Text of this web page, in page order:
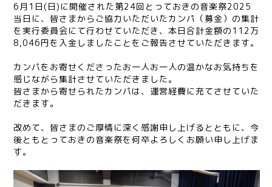
6月1日(日)に開催された第24回とっておきの音楽祭2025
当日に、皆さまからご協力いただいたカンパ（募金）の集計
を実行委員会にて行わせていただき、本日合計金額の112万
8,046円を入金しましたことをご報告させていただきます。
カンパをお寄せくださったお一人お一人の温かなお気持ちを
感じながら集計させていただきました。
皆さまから寄せられたカンパは、運営経費に充てさせていた
だきます。
改めて、皆さまのご厚情に深く感謝申し上げるとともに、今
後ともとっておきの音楽祭を何卒よろしくお願い申し上げま
す。